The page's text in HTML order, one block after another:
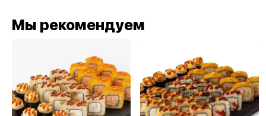
Мы рекомендуем